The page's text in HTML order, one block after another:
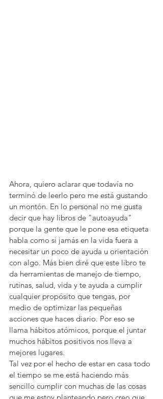
Ahora, quiero aclarar que todavía no
terminó de leerlo pero me está gustando
un montón. En lo personal no me gusta
decir que hay libros de "autoayuda"
porque la gente que le pone esa etiqueta
habla como si jamás en la vida fuera a
necesitar un poco de ayuda u orientación
con algo. Más bien diré que este libro te
da herramientas de manejo de tiempo,
rutinas, salud, vida y te ayuda a cumplir
cualquier propósito que tengas, por
medio de optimizar las pequeñas
acciones que haces diario. Por eso se
llama hábitos atómicos, porque el juntar
muchos hábitos positivos nos lleva a
mejores lugares.
Tal vez por el hecho de estar en casa todo
el tiempo se me está haciendo más
sencillo cumplir con muchas de las cosas